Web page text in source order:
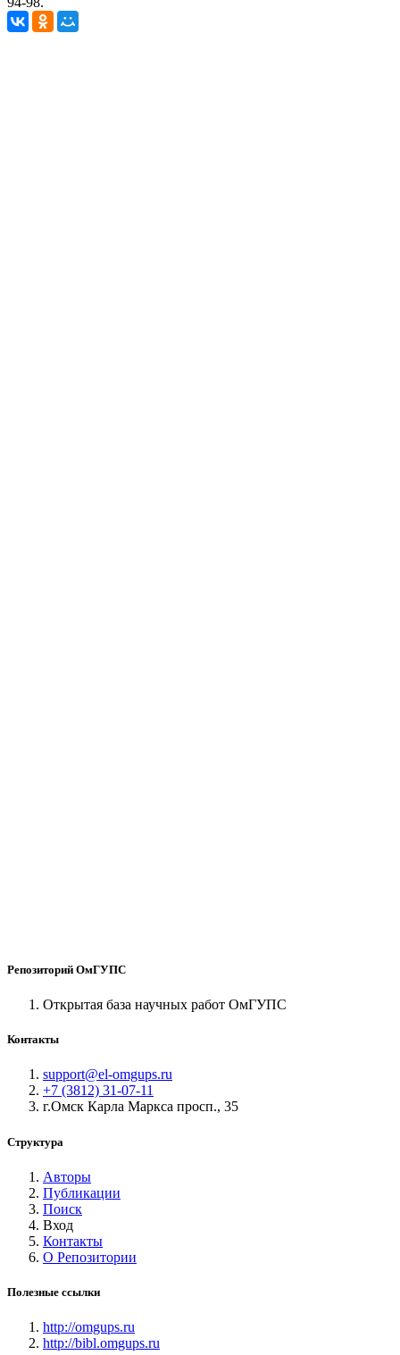
Репозиторий ОмГУПС
Открытая база научных работ ОмГУПС
Контакты
support@el-omgups.ru
+7 (3812) 31-07-11
г.Омск Карла Маркса просп., 35
Структура
Авторы
Публикации
Поиск
Вход
Контакты
О Репозитории
Полезные ссылки
http://omgups.ru
http://bibl.omgups.ru